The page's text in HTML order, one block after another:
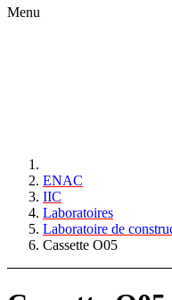
Menu
ENAC
IIC
Laboratoires
Laboratoire de
Cassette O05